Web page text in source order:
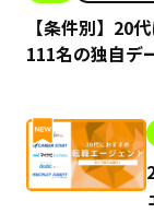
【条件別】20
111名の独自デ